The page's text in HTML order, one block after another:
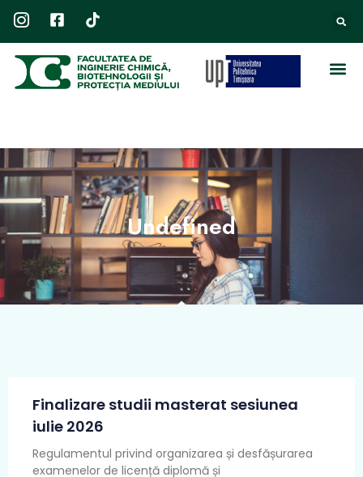
Undefined
Finalizare studii masterat sesiunea
iulie 2026
Regulamentul privind organizarea și desfășurarea
examenelor de licență diplomă și